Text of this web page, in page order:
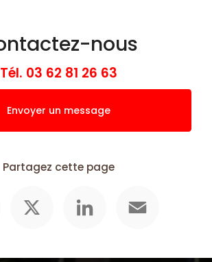
nous
Tél. 03 62 81 26 63
Envoyer un message
Partagez cette page